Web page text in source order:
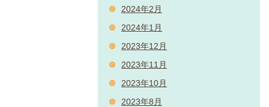
2024年2月
2024年1月
2023年12月
2023年11月
2023年10月
2023年8月